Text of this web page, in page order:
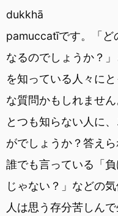
dukkhā
pamuccatīです。「ど
なるのでしょうか？
を知っている人々に
な質問かもしれませ
とつも知らない人に
がでしょうか？答え
誰でも言っている「
じゃない？」などの
人は思う存分苦しん